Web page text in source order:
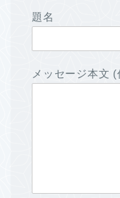
題名
メッセージ本文 (